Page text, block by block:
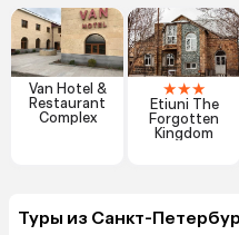
Van Hotel &
Restaurant
Complex
★★★
Etiuni The
Forgotten
Kingdom
Туры из Санкт-